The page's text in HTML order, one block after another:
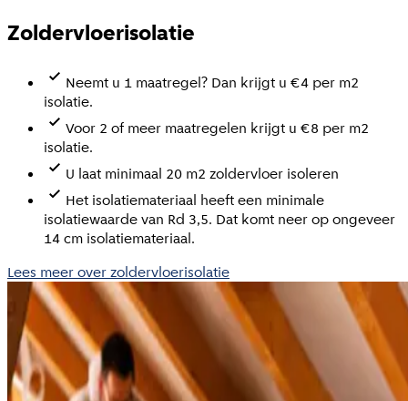
Zoldervloerisolatie
Neemt u 1 maatregel? Dan krijgt u €4 per m2
isolatie.
Voor 2 of meer maatregelen krijgt u €8 per m2
isolatie.
U laat minimaal 20 m2 zoldervloer isoleren
Het isolatiemateriaal heeft een minimale
isolatiewaarde van Rd 3,5. Dat komt neer op ongeveer
14 cm isolatiemateriaal.
Lees meer over zoldervloerisolatie